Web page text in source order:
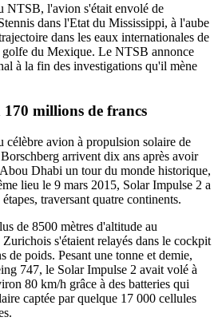
NTSB, l'avion s'était envolé de
dans l'Etat du Mississippi, à l'aube
dans les eaux internationales de
golfe du Mexique. Le NTSB annonce
à la fin des investigations qu'il mène
millions de francs
célèbre avion à propulsion solaire de
arrivent dix ans après avoir
Dhabi un tour du monde historique,
lieu le 9 mars 2015, Solar Impulse 2 a
traversant quatre continents.
de 8500 mètres d'altitude au
s'étaient relayés dans le cockpit
de poids. Pesant une tonne et demie,
747, le Solar Impulse 2 avait volé à
80 km/h grâce à des batteries qui
captée par quelque 17 000 cellules